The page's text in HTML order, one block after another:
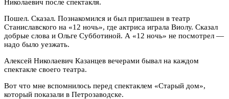
Николаевич после спектакля.
Пошел. Сказал. Познакомился и был приглашен в театр
Станиславского на «12 ночь», где актриса играла Виолу. Сказал
добрые слова и Ольге Субботиной. А «12 ночь» не посмотрел —
надо было уезжать.
Алексей Николаевич Казанцев вечерами бывал на каждом
спектакле своего театра.
Вот что мне вспомнилось перед спектаклем «Старый дом»,
который показали в Петрозаводске.